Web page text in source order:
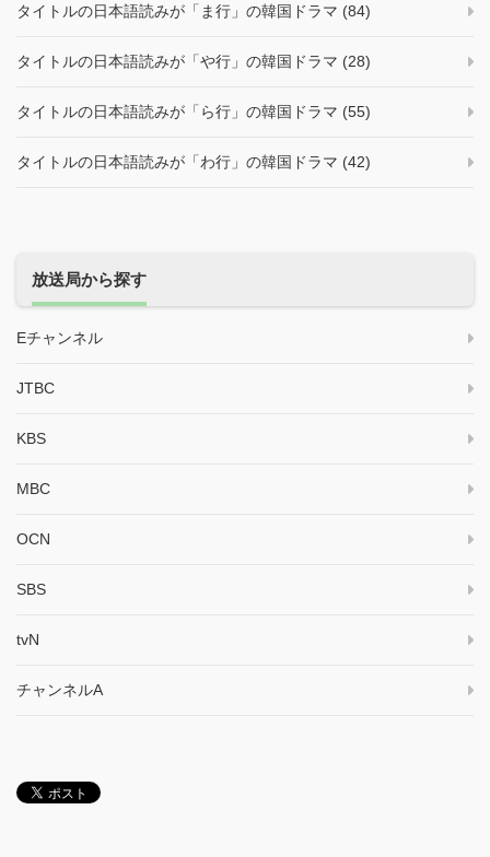
タイトルの日本語読みが「ま行」の韓国ドラマ (84)
タイトルの日本語読みが「や行」の韓国ドラマ (28)
タイトルの日本語読みが「ら行」の韓国ドラマ (55)
タイトルの日本語読みが「わ行」の韓国ドラマ (42)
放送局から探す
Eチャンネル
JTBC
KBS
MBC
OCN
SBS
tvN
チャンネルA